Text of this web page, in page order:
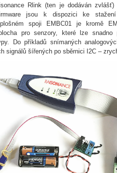
Rlink (ten je dodáván
jsou k dispozici ke
plošném spoji EMBC01 je kromě
pro senzory, které lze
Do příkladů snímaných
signálů šířených po sběrnici I2C –